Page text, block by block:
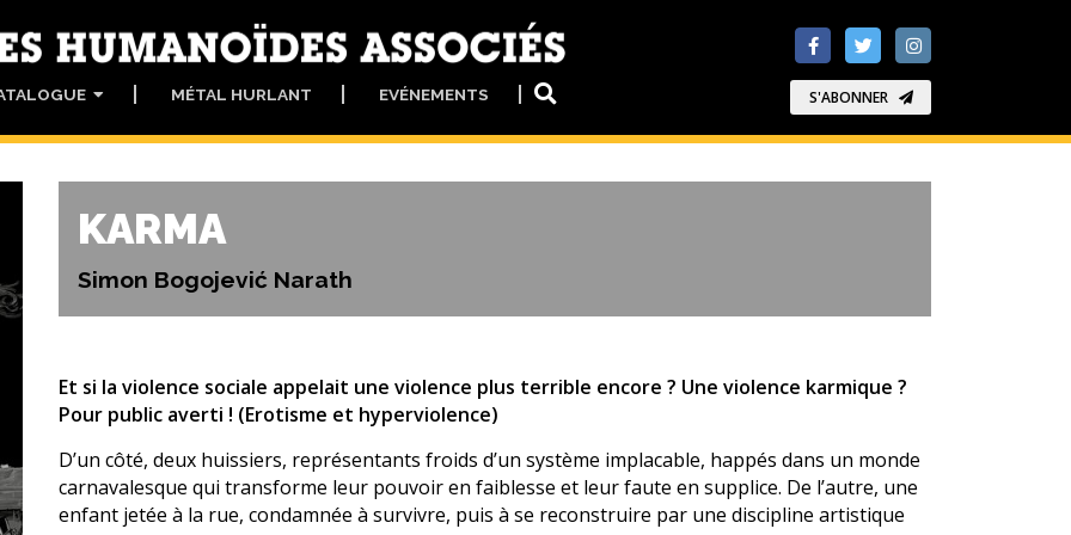
S'ABONNER
MÉTAL HURLANT EVÉNEMENTS
KARMA
Simon Bogojević Narath
Et si la violence sociale appelait une violence plus terrible encore ? Une violence karmique ?
Pour public averti ! (Erotisme et hyperviolence)
D’un côté, deux huissiers, représentants froids d’un système implacable, happés dans un monde
carnavalesque qui transforme leur pouvoir en faiblesse et leur faute en supplice. De l’autre, une
enfant jetée à la rue, condamnée à survivre, puis à se reconstruire par une discipline artistique